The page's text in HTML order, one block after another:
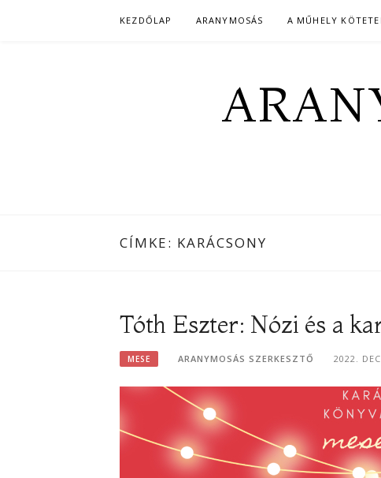
KEZDŐLAP ARANYMOSÁS A MŰHELY KÖTETEI
CÍMKE: KARÁCSONY
Tóth Eszter: Nózi és a
MESE ARANYMOSÁS SZERKESZTŐ 2022.